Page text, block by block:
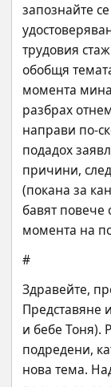
запознайте
трудовия
обобщя
момента
разбрах
направи по-
подадох
причини,
(покана за
бавят повече
момента на
#
Здравейте,
Представяне
и бебе Тоня).
подредени,
нова тема.